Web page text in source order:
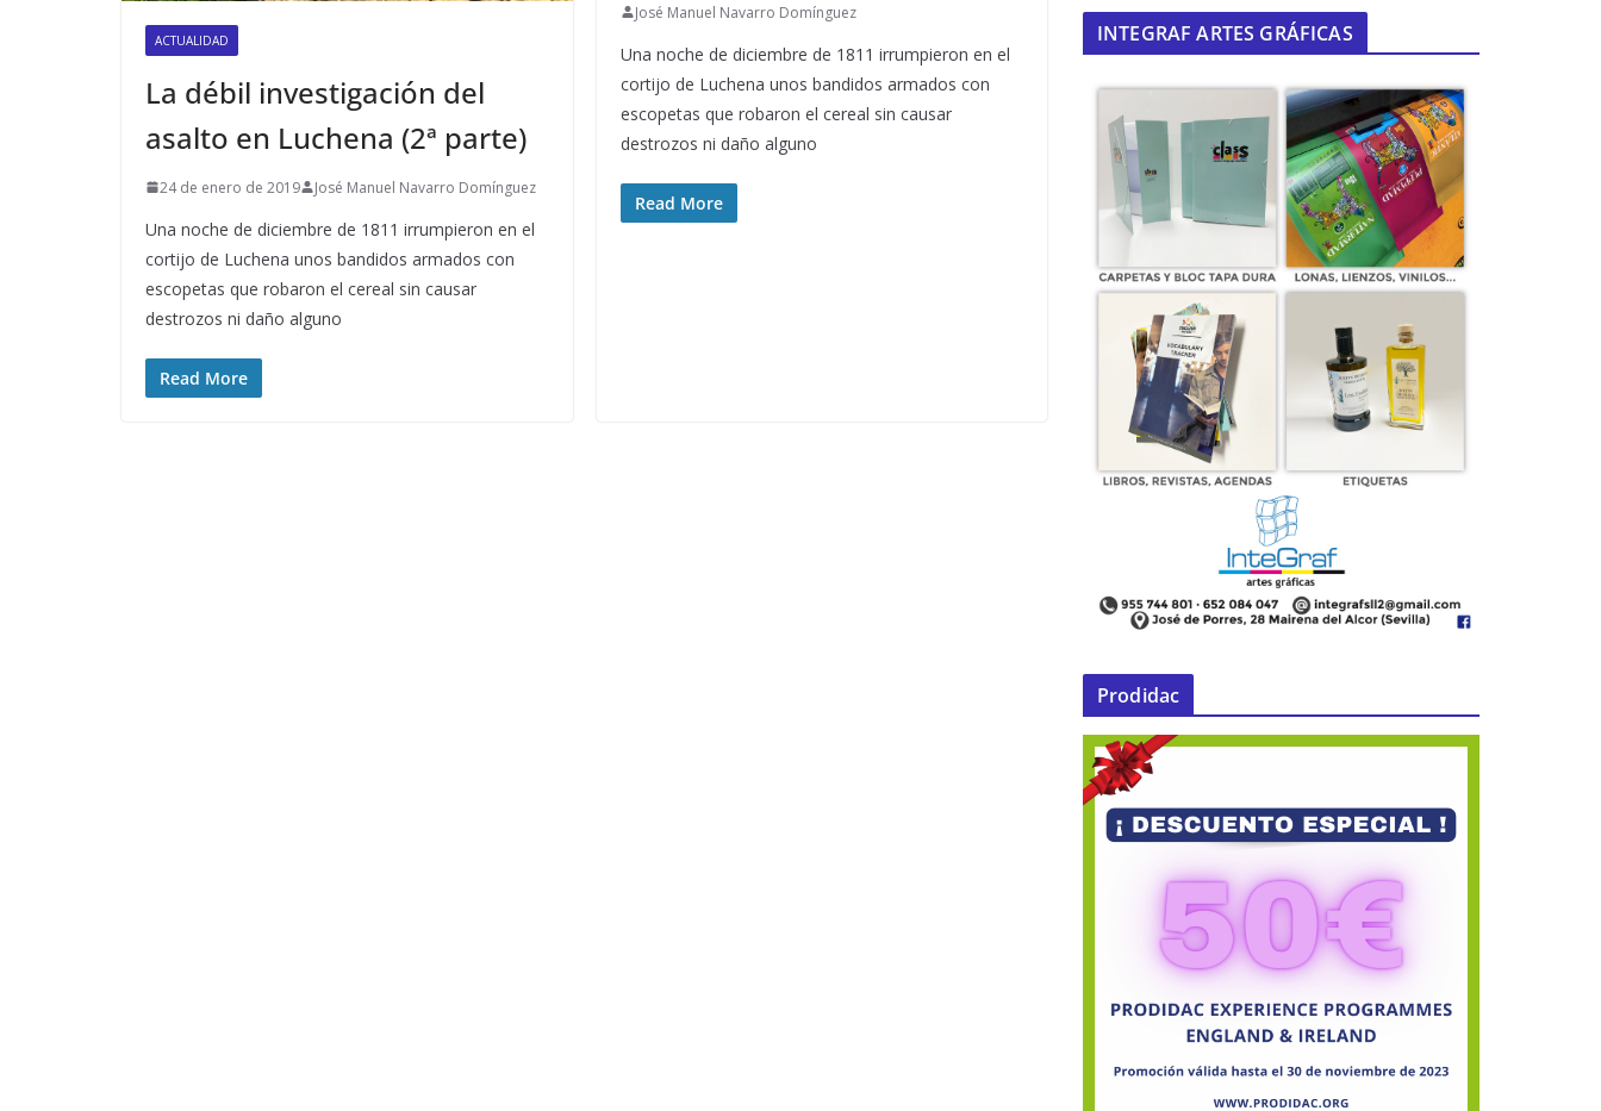
ACTUALIDAD
La débil investigación del
asalto en Luchena (2ª parte)
24 de enero de 2019 José Manuel Navarro Domínguez
Una noche de diciembre de 1811 irrumpieron en el
cortijo de Luchena unos bandidos armados con
escopetas que robaron el cereal sin causar
destrozos ni daño alguno
Read More
José Manuel Navarro Domínguez
Una noche de diciembre de 1811 irrumpieron en el
cortijo de Luchena unos bandidos armados con
escopetas que robaron el cereal sin causar
destrozos ni daño alguno
Read More
INTEGRAF ARTES GRÁFICAS
Prodidac